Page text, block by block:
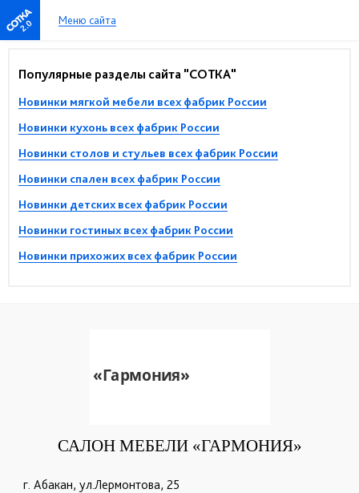
2.0 Меню сайта
Популярные разделы сайта "СОТКА"
Новинки мягкой мебели всех фабрик России
Новинки кухонь всех фабрик России
Новинки столов и стульев всех фабрик России
Новинки спален всех фабрик России
Новинки детских всех фабрик России
Новинки гостиных всех фабрик России
Новинки прихожих всех фабрик России
САЛОН МЕБЕЛИ «ГАРМОНИЯ»
г. Абакан, ул.Лермонтова, 25